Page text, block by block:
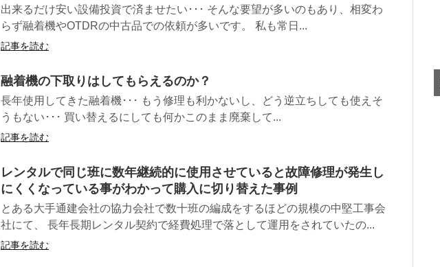
出来るだけ安い設備投資で済ませたい･･･ そんな要望が多いのもあり、相変わ
らず融着機やOTDRの中古品での依頼が多いです。 私も常日...
記事を読む
融着機の下取りはしてもらえるのか？
長年使用してきた融着機･･･ もう修理も利かないし、どう逆立ちしても使えそ
うもない･･･ 買い替えるにしても何かこのまま廃棄して...
記事を読む
レンタルで同じ班に数年継続的に使用させていると故障修理が発生し
にくくなっている事がわかって購入に切り替えた事例
とある大手通建会社の協力会社で数十班の編成をするほどの規模の中堅工事会
社にて、 長年長期レンタル契約で経費処理で落として運用をされていたの...
記事を読む